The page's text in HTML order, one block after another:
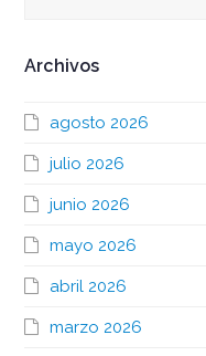
Archivos
agosto 2026
julio 2026
junio 2026
mayo 2026
abril 2026
marzo 2026